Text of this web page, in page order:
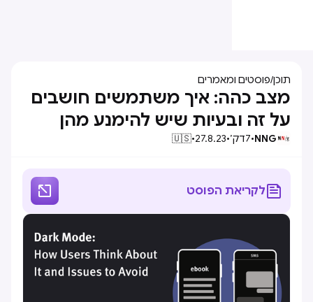
תוכן/פוסטים ומאמרים
מצב כהה: איך משתמשים חושבים
על זה ובעיות שיש להימנע מהן
NNG
•
7דק׳•
27.8.23
•
🇺🇸
לקריאת הפוסט 